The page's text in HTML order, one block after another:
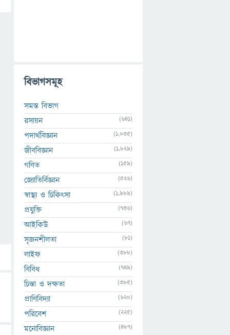
বিভাগসমূহ
সমস্ত বিভাগ
রসায়ন
(641)
পদার্থবিজ্ঞান (1,035)
জীববিজ্ঞান (1,829)
গণিত (159)
জ্যোতির্বিজ্ঞান (526)
স্বাস্থ্য ও চিকিৎসা (1,989)
প্রযুক্তি (736)
আইকিউ (67)
সৃজনশীলতা (81)
লাইফ (388)
বিবিধ (749)
চিন্তা ও দক্ষতা (385)
প্রাণিবিদ্যা (620)
পরিবেশ (225)
মনোবিজ্ঞান (487)